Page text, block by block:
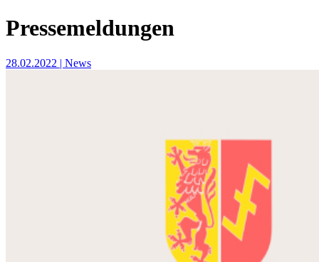
Pressemeldungen
28.02.2022 | News